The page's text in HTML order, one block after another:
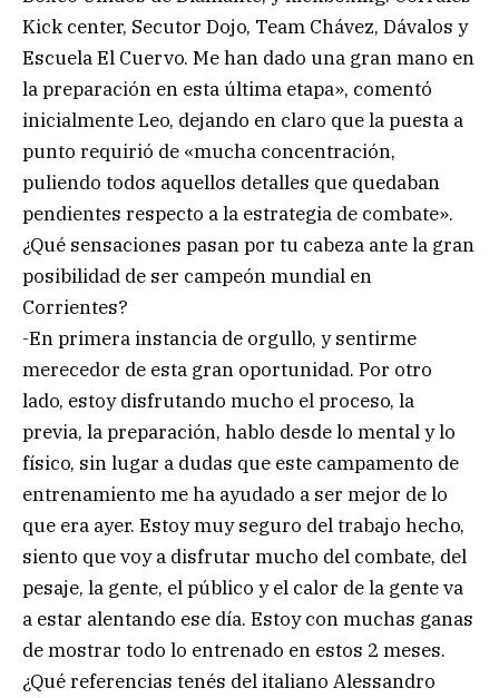
Kick center, Secutor Dojo, Team Chávez, Dávalos y
Escuela El Cuervo. Me han dado una gran mano en
la preparación en esta última etapa», comentó
inicialmente Leo, dejando en claro que la puesta a
punto requirió de «mucha concentración,
puliendo todos aquellos detalles que quedaban
pendientes respecto a la estrategia de combate».
¿Qué sensaciones pasan por tu cabeza ante la gran
posibilidad de ser campeón mundial en
Corrientes?
-En primera instancia de orgullo, y sentirme
merecedor de esta gran oportunidad. Por otro
lado, estoy disfrutando mucho el proceso, la
previa, la preparación, hablo desde lo mental y lo
físico, sin lugar a dudas que este campamento de
entrenamiento me ha ayudado a ser mejor de lo
que era ayer. Estoy muy seguro del trabajo hecho,
siento que voy a disfrutar mucho del combate, del
pesaje, la gente, el público y el calor de la gente va
a estar alentando ese día. Estoy con muchas ganas
de mostrar todo lo entrenado en estos 2 meses.
¿Qué referencias tenés del italiano Alessandro